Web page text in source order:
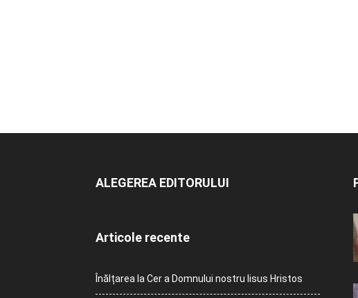
ALEGEREA EDITORULUI
Articole recente
Înălțarea la Cer a Domnului nostru Iisus Hristos